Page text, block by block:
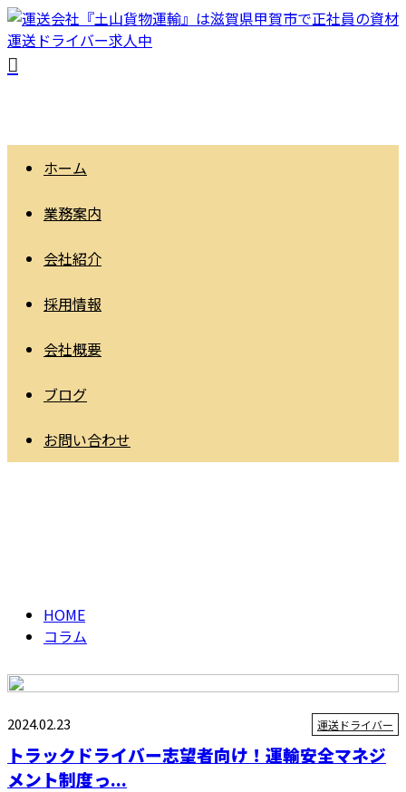
ホーム
業務案内
会社紹介
採用情報
会社概要
ブログ
お問い合わせ
HOME
コラム
2024.02.23 運送ドライバー
トラックドライバー志望者向け！運輸安全マネジ
メント制度っ...